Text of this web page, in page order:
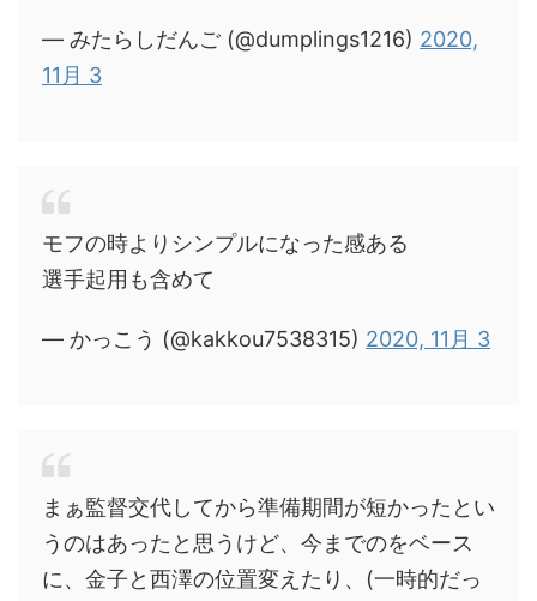
— みたらしだんご (@dumplings1216) 2020,
11月 3
モフの時よりシンプルになった感ある
選手起用も含めて
— かっこう (@kakkou7538315) 2020, 11月 3
まぁ監督交代してから準備期間が短かったとい
うのはあったと思うけど、今までのをベース
に、金子と西澤の位置変えたり、(一時的だっ